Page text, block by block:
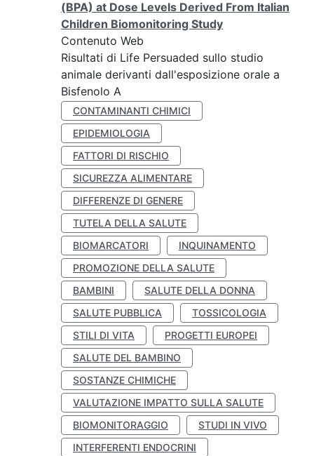
(BPA) at Dose Levels Derived From Italian
Children Biomonitoring Study
Contenuto Web
Risultati di Life Persuaded sullo studio
animale derivanti dall'esposizione orale a
Bisfenolo A
CONTAMINANTI CHIMICI
EPIDEMIOLOGIA
FATTORI DI RISCHIO
SICUREZZA ALIMENTARE
DIFFERENZE DI GENERE
TUTELA DELLA SALUTE
BIOMARCATORI
INQUINAMENTO
PROMOZIONE DELLA SALUTE
BAMBINI
SALUTE DELLA DONNA
SALUTE PUBBLICA
TOSSICOLOGIA
STILI DI VITA
PROGETTI EUROPEI
SALUTE DEL BAMBINO
SOSTANZE CHIMICHE
VALUTAZIONE IMPATTO SULLA SALUTE
BIOMONITORAGGIO
STUDI IN VIVO
INTERFERENTI ENDOCRINI